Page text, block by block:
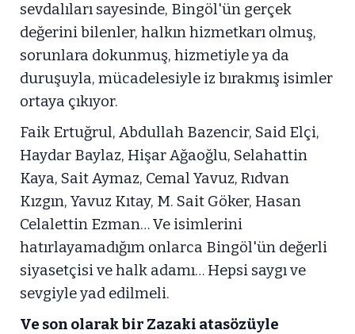
sevdalıları sayesinde, Bingöl'ün gerçek
değerini bilenler, halkın hizmetkarı olmuş,
sorunlara dokunmuş, hizmetiyle ya da
duruşuyla, mücadelesiyle iz bırakmış isimler
ortaya çıkıyor.
Faik Ertuğrul, Abdullah Bazencir, Said Elçi,
Haydar Baylaz, Hişar Ağaoğlu, Selahattin
Kaya, Sait Aymaz, Cemal Yavuz, Rıdvan
Kızgın, Yavuz Kıtay, M. Sait Göker, Hasan
Celalettin Ezman… Ve isimlerini
hatırlayamadığım onlarca Bingöl'ün değerli
siyasetçisi ve halk adamı… Hepsi saygı ve
sevgiyle yad edilmeli.
Ve son olarak bir Zazaki atasözüyle